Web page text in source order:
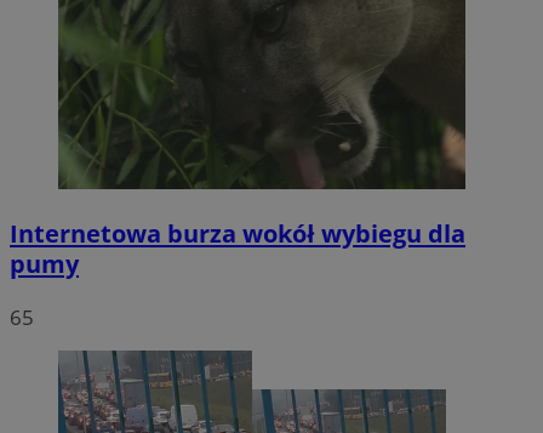
Internetowa burza wokół wybiegu dla
pumy
65